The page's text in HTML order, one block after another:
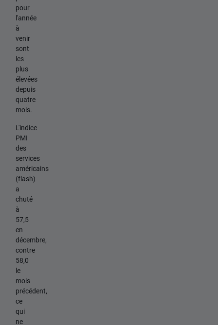
pour
l'année
à
venir
sont
les
plus
élevées
depuis
quatre
mois.
L'indice
PMI
des
services
américains
(flash)
a
chuté
à
57,5
en
décembre,
contre
58,0
le
mois
précédent,
ce
qui
ne